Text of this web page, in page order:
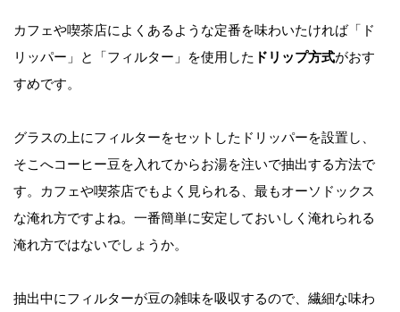
カフェや喫茶店によくあるような定番を味わいたければ「ド
リッパー」と「フィルター」を使用した ドリップ方式がおす
すめです。
グラスの上にフィルターをセットしたドリッパーを設置し、
そこへコーヒー豆を入れてから お湯を注いで抽出する方法で
す。カフェや喫茶店でもよく見られる、最もオーソドックス
な淹れ方ですよね。一番簡単に安定しておいしく淹れられる
淹れ方ではないでしょうか。
抽出中にフィルターが豆の雑味を吸収するので、繊細な味わ